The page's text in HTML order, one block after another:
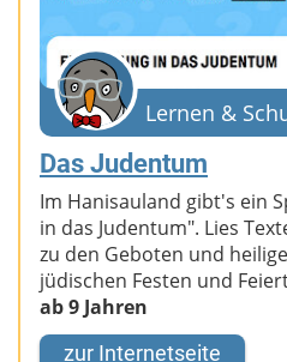
Lernen &
Das Judentum
Im Hanisauland gibt's ein
in das Judentum". Lies
zu den Geboten und
jüdischen Festen und
ab 9 Jahren
zur Internetseite